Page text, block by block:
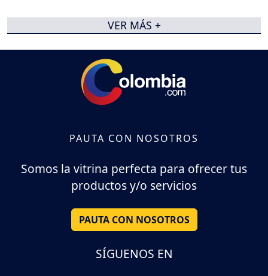
VER MÁS +
PAUTA CON NOSOTROS
Somos la vitrina perfecta para ofrecer tus
productos y/o servicios
PAUTA CON NOSOTROS
SÍGUENOS EN